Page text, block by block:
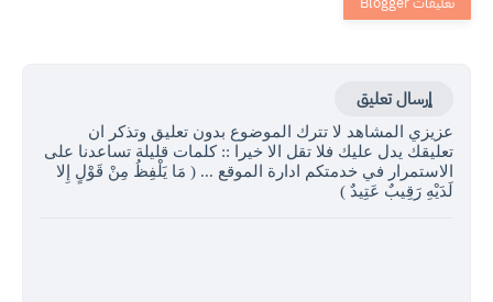
إرسال تعليق
عزيزي المشاهد لا تترك الموضوع بدون تعليق وتذكر ان
تعليقك يدل عليك فلا تقل الا خيرا :: كلمات قليلة تساعدنا على
الاستمرار في خدمتكم ادارة الموقع ... ( مَا يَلْفِظُ مِنْ قَوْلٍ إِلا
لَدَيْهِ رَقِيبٌ عَتِيدٌ )